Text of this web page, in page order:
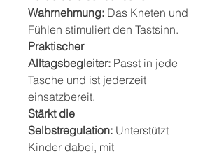
Wahrnehmung: Das Kneten und
Fühlen stimuliert den Tastsinn.
Praktischer
Alltagsbegleiter: Passt in jede
Tasche und ist jederzeit
einsatzbereit.
Stärkt die
Selbstregulation: Unterstützt
Kinder dabei, mit